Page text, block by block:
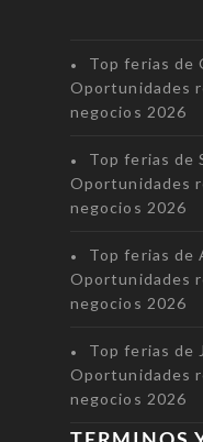
Top ferias de
Oportunidades
negocios 2026
Top ferias de
Oportunidades
negocios 2026
Top ferias de
Oportunidades
negocios 2026
Top ferias de
Oportunidades
negocios 2026